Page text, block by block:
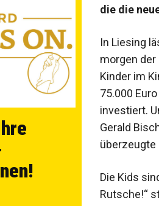
die die
In Liesing
morgen
Kinder im
75.000
investiert.
Gerald
überzeugte
Die Kids
Rutsche!“